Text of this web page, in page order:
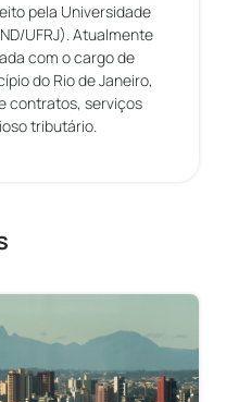
pela Universidade
UFRJ). Atualmente
com o cargo de
do Rio de Janeiro,
contratos, serviços
tributário.